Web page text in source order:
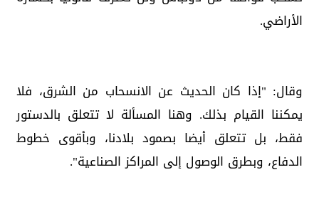
الأراضي.
وقال: "إذا كان الحديث عن الانسحاب من الشرق، فلا
يمكننا القيام بذلك. وهنا المسألة لا تتعلق بالدستور
فقط، بل تتعلق أيضا بصمود بلادنا، وبأقوى خطوط
الدفاع، وبطرق الوصول إلى المراكز الصناعية".